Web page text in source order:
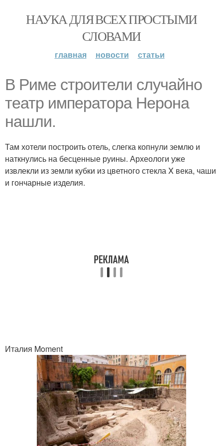
НАУКА ДЛЯ ВСЕХ ПРОСТЫМИ
СЛОВАМИ
главная новости статьи
B Pиме строители случайно
театр императора Нерона
нашли.
Там хотели построить отель, слегка копнули землю и
наткнулись на бесценные руины. Археологи уже
извлекли из земли кубки из цветного стекла X века, чаши
и гончарные изделия.
Италия Moment